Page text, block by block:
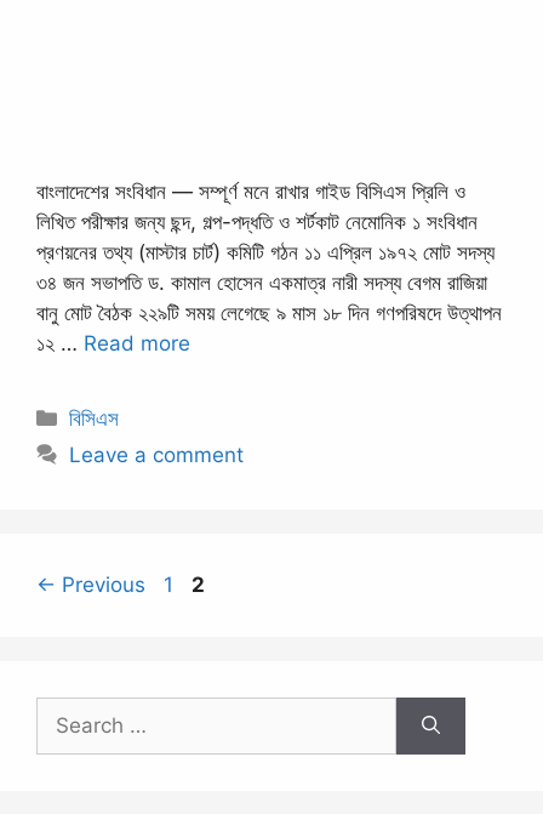
বাংলাদেশের সংবিধান — সম্পূর্ণ মনে রাখার গাইড বিসিএস প্রিলি ও
লিখিত পরীক্ষার জন্য ছন্দ, গল্প-পদ্ধতি ও শর্টকাট নেমোনিক ১ সংবিধান
প্রণয়নের তথ্য (মাস্টার চার্ট) কমিটি গঠন ১১ এপ্রিল ১৯৭২ মোট সদস্য
৩৪ জন সভাপতি ড. কামাল হোসেন একমাত্র নারী সদস্য বেগম রাজিয়া
বানু মোট বৈঠক ২২৯টি সময় লেগেছে ৯ মাস ১৮ দিন গণপরিষদে উত্থাপন
১২ … Read more
Categories
বিসিএস
Leave a comment
← Previous Page
1 Page
2
for: